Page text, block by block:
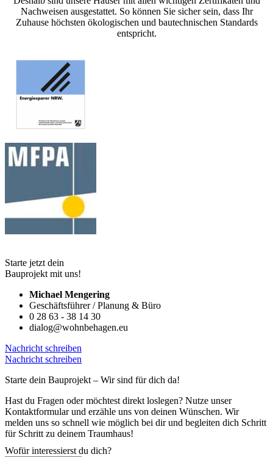
Nachweisen ausgestattet. So können Sie sicher sein, dass Ihr
Zuhause höchsten ökologischen und bautechnischen Standards
entspricht.
Starte jetzt dein
Bauprojekt mit uns!
Michael Mengering
Geschäftsführer / Planung & Büro
0 28 63 - 38 14 30
dialog@wohnbehagen.eu
Nachricht schreiben
Nachricht schreiben
Starte dein Bauprojekt – Wir sind für dich da!
Hast du Fragen oder möchtest direkt loslegen? Nutze unser
Kontaktformular und erzähle uns von deinen Wünschen. Wir
melden uns so schnell wie möglich bei dir und begleiten dich Schritt
für Schritt zu deinem Traumhaus!
Wofür interessierst du dich?